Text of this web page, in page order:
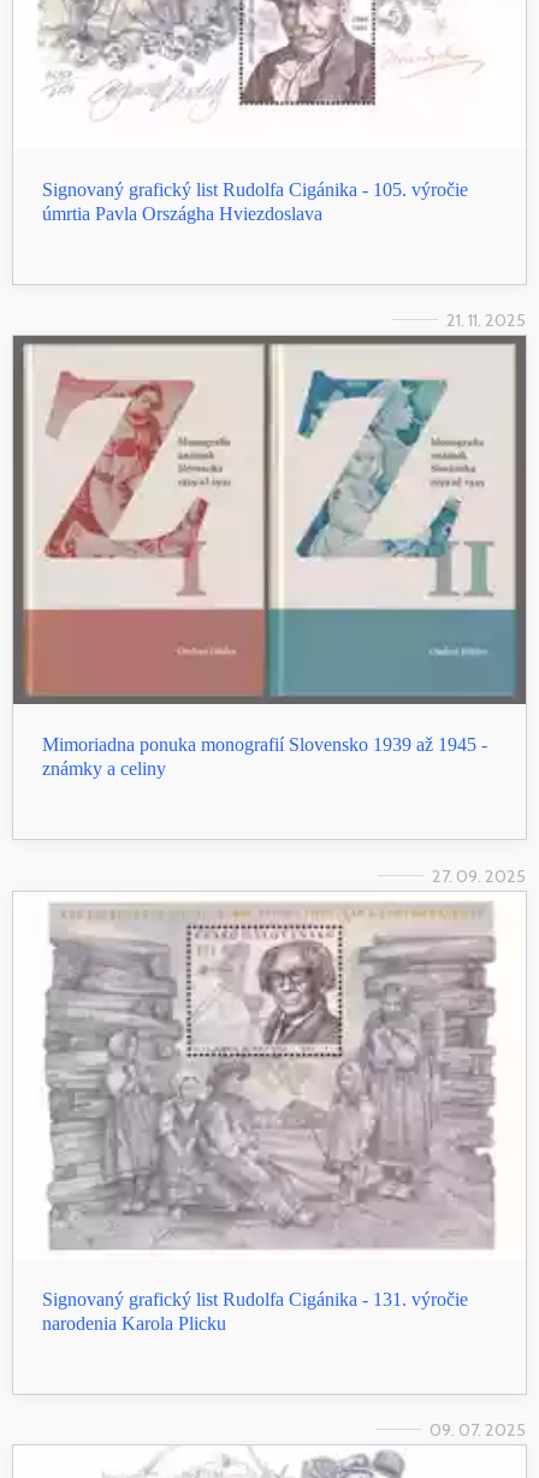
Signovaný grafický list Rudolfa Cigánika - 105. výročie
úmrtia Pavla Országha Hviezdoslava
21. 11. 2025
Mimoriadna ponuka monografií Slovensko 1939 až 1945 -
známky a celiny
27. 09. 2025
Signovaný grafický list Rudolfa Cigánika - 131. výročie
narodenia Karola Plicku
09. 07. 2025